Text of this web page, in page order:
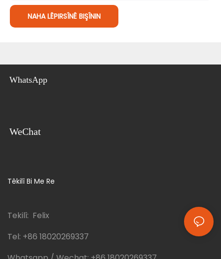
NAHA LÊPIRSÎNÊ BIŞÎNIN
WhatsApp
WeChat
Têkilî Bi Me Re
Tekilî: Felix
Tel: +86 18020269337